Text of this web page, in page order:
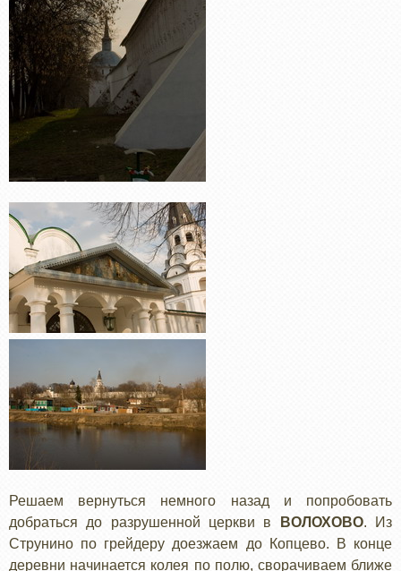
Решаем вернуться немного назад и попробовать
добраться до разрушенной церкви в
ВОЛОХОВО. Из
Струнино по грейдеру доезжаем до Копцево. В конце
деревни начинается колея по полю, сворачиваем ближе